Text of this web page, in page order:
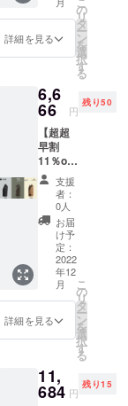
動物の革や
化学繊維を
なるべく使
「天然素材
の綿（コッ
トン）を素
材とした帆
布バッグ」
を広めてい
きたい。
そんな想い
日々営んで
おります。
この度は数
ジェクトの
中から当プ
￥7,490
（税・
送料
込）の
ろ、
15%off
の
￥6,366
（税・
送料
込）に
て承り
ます。
■カ
ラー：
Green
（グ
リー
ン）、
Khaki（
カー
Black（
ク）の
中から1
詳細を見る
の
リ
タ
ー
ン
を
選
択
す
る
6,6
66 円
残り50
【超超
早割
11％off
】 完
成した
バッグ1
個（カ
ラビナ
付） 一
般販売
予定価
￥7,490
（税・
送料
込）の
ろ、
11%off
の
支援
者：
0人
お届
け予
定：
2022
年12
月
詳細を見る
こ
の
リ
タ
ー
ン
を
選
択
す
る
11,
684 円
残り15